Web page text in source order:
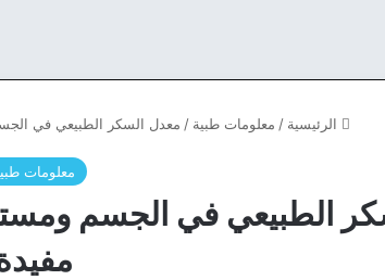
الرئيسية / معلومات طبية / معدل السكر الطبيعي في
معلومات
الطبيعي في الجسم